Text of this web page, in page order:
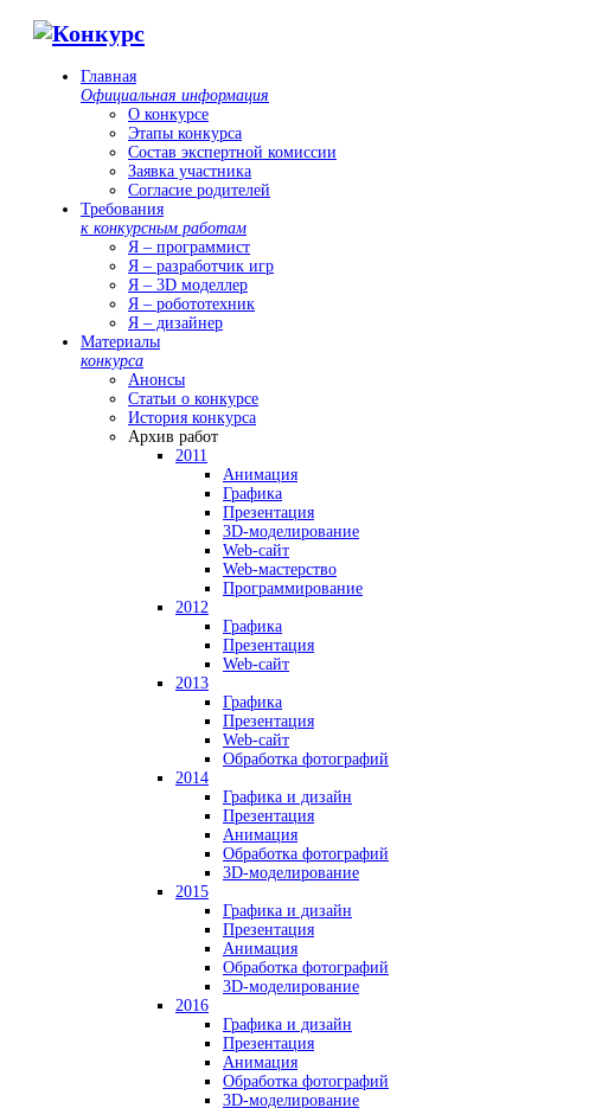
Главная
Официальная информация
О конкурсе
Этапы конкурса
Состав экспертной комиссии
Заявка участника
Согласие родителей
Требования
к конкурсным работам
Я – программист
Я – разработчик игр
Я – 3D моделлер
Я – робототехник
Я – дизайнер
Материалы
конкурса
Анонсы
Статьи о конкурсе
История конкурса
Архив работ
2011
Анимация
Графика
Презентация
3D-моделирование
Web-сайт
Web-мастерство
Программирование
2012
Графика
Презентация
Web-сайт
2013
Графика
Презентация
Web-сайт
Обработка фотографий
2014
Графика и дизайн
Презентация
Анимация
Обработка фотографий
3D-моделирование
2015
Графика и дизайн
Презентация
Анимация
Обработка фотографий
3D-моделирование
2016
Графика и дизайн
Презентация
Анимация
Обработка фотографий
3D-моделирование